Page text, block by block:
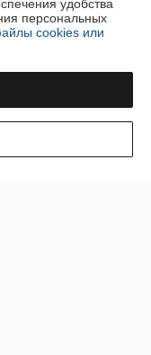
удобства
персональных
cookies или